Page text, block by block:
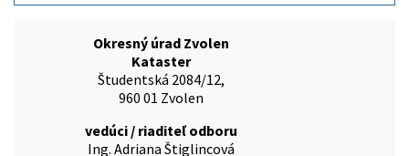
Okresný úrad Zvolen
Kataster
Študentská 2084/12,
960 01 Zvolen
vedúci / riaditeľ odboru
Ing. Adriana Štiglincová